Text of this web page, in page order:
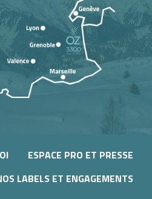
ESPACE PRO ET PRESSE
LABELS ET ENGAGEMENTS